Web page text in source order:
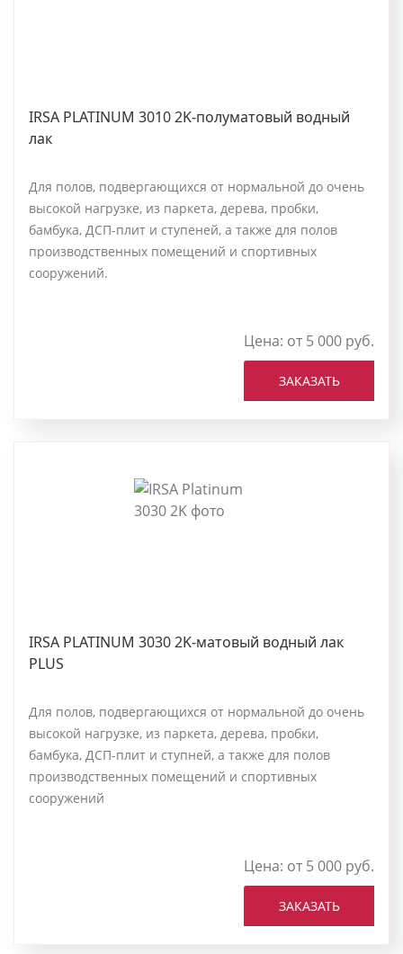
IRSA PLATINUM 3010 2K-полуматовый водный
лак
Для полов, подвергающихся от нормальной до очень
высокой нагрузке, из паркета, дерева, пробки,
бамбука, ДСП-плит и ступеней, а также для полов
производственных помещений и спортивных
сооружений.
Цена: от 5 000 руб.
ЗАКАЗАТЬ
IRSA PLATINUM 3030 2K-матовый водный лак
PLUS
Для полов, подвергающихся от нормальной до очень
высокой нагрузке, из паркета, дерева, пробки,
бамбука, ДСП-плит и ступней, а также для полов
производственных помещений и спортивных
сооружений
Цена: от 5 000 руб.
ЗАКАЗАТЬ